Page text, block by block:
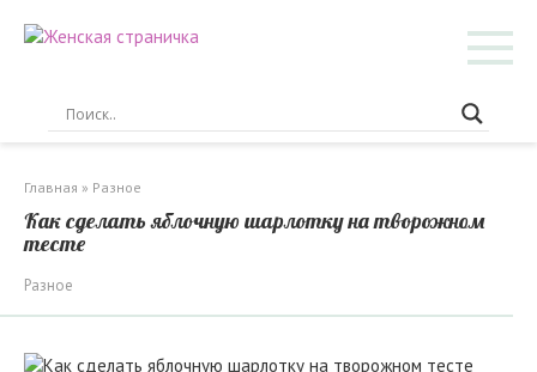
Главная » Разное
Как сделать яблочную шарлотку на творожном
тесте
Разное